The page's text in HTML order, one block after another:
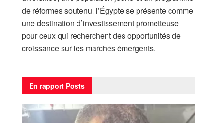
de réformes soutenu, l’Égypte se présente comme
une destination d’investissement prometteuse
pour ceux qui recherchent des opportunités de
croissance sur les marchés émergents.
En rapport Posts